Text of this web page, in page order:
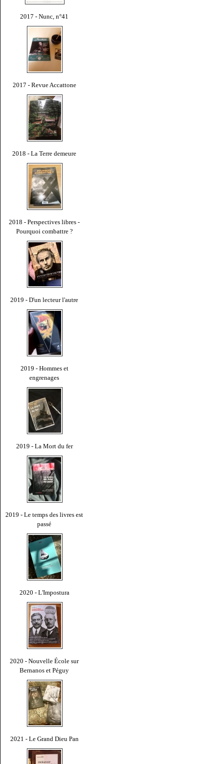
2017 - Nunc, n°41
2017 - Revue Accattone
2018 - La Terre demeure
2018 - Perspectives libres -
Pourquoi combattre ?
2019 - D'un lecteur l'autre
2019 - Hommes et
engrenages
2019 - La Mort du fer
2019 - Le temps des livres est
passé
2020 - L'Impostura
2020 - Nouvelle École sur
Bernanos et Péguy
2021 - Le Grand Dieu Pan